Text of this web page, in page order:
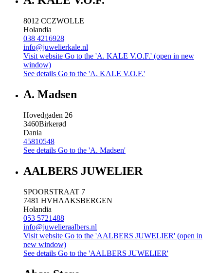
8012 CCZWOLLE
Holandia
038 4216928
info@juwelierkale.nl
Visit website Go to the 'A. KALE V.O.F.' (open in new
window)
See details Go to the 'A. KALE V.O.F.'
A. Madsen
Hovedgaden 26
3460Birkerød
Dania
45810548
See details Go to the 'A. Madsen'
AALBERS JUWELIER
SPOORSTRAAT 7
7481 HVHAAKSBERGEN
Holandia
053 5721488
info@juwelieraalbers.nl
Visit website Go to the 'AALBERS JUWELIER' (open in
new window)
See details Go to the 'AALBERS JUWELIER'